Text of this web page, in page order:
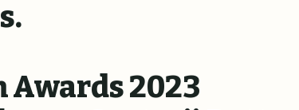
Awards 2023